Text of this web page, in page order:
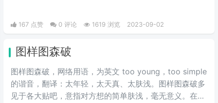
167 点赞 0 评论 1619 浏览 2023-09-02
图样图森破
图样图森破，网络用语，为英文 too young，too simple
的谐音，翻译：太年轻，太天真、太肤浅。图样图森破多
见于各大贴吧，意指对方想的简单肤浅，毫无意义。在网